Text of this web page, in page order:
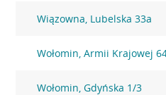
Wiązowna, Lubelska 33a
Wołomin, Armii Krajowej
Wołomin, Gdyńska 1/3